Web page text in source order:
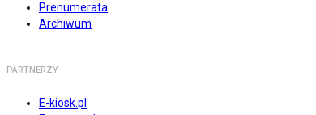
Prenumerata
Archiwum
PARTNERZY
E-kiosk.pl